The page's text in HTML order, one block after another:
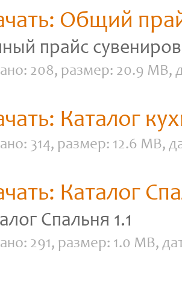
Общий
прайс сувениров
208, размер: 20.9 MB,
Каталог
314, размер: 12.6 MB,
Каталог
Спальня 1.1
291, размер: 1.0 MB,